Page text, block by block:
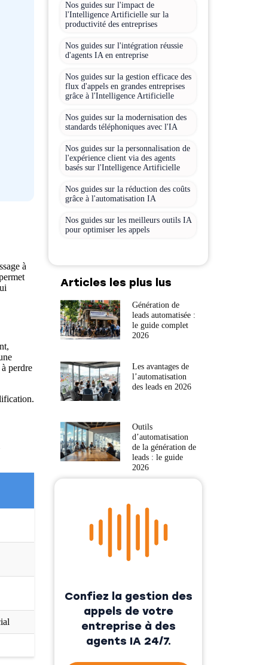
à
perdre
Nos guides sur l'impact de
l'Intelligence Artificielle sur la
productivité des entreprises
Nos guides sur l'intégration réussie
d'agents IA en entreprise
Nos guides sur la gestion efficace des
flux d'appels en grandes entreprises
grâce à l'Intelligence Artificielle
Nos guides sur la modernisation des
standards téléphoniques avec l'IA
Nos guides sur la personnalisation de
l'expérience client via des agents
basés sur l'Intelligence Artificielle
Nos guides sur la réduction des coûts
grâce à l'automatisation IA
Nos guides sur les meilleurs outils IA
pour optimiser les appels
Articles les plus lus
Génération de
leads automatisée :
le guide complet
2026
Les avantages de
l’automatisation
des leads en 2026
Outils
d’automatisation
de la génération de
leads : le guide
2026
Confiez la gestion des
appels de votre
entreprise à des
agents IA 24/7.